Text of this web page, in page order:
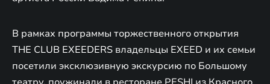
В рамках программы торжественного открытия
THE CLUB EXEEDERS владельцы EXEED и их семьи
посетили эксклюзивную экскурсию по Большому